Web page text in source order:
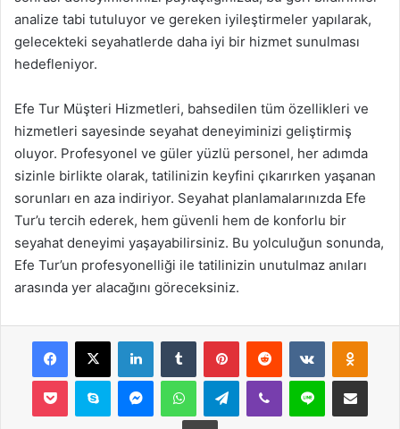
analize tabi tutuluyor ve gereken iyileştirmeler yapılarak,
gelecekteki seyahatlerde daha iyi bir hizmet sunulması
hedefleniyor.
Efe Tur Müşteri Hizmetleri, bahsedilen tüm özellikleri ve
hizmetleri sayesinde seyahat deneyiminizi geliştirmiş
oluyor. Profesyonel ve güler yüzlü personel, her adımda
sizinle birlikte olarak, tatilinizin keyfini çıkarırken yaşanan
sorunları en aza indiriyor. Seyahat planlamalarınızda Efe
Tur’u tercih ederek, hem güvenli hem de konforlu bir
seyahat deneyimi yaşayabilirsiniz. Bu yolculuğun sonunda,
Efe Tur’un profesyonelliği ile tatilinizin unutulmaz anıları
arasında yer alacağını göreceksiniz.
Facebook
X LinkedInTumblr PinterestReddit VKontakte
Pocket Skype MessengerWhatsAppTelegramViber Line E-Posta ile
Yazdır